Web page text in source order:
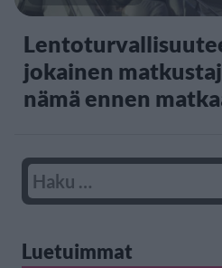
jokainen
nämä ennen
Luetuimmat